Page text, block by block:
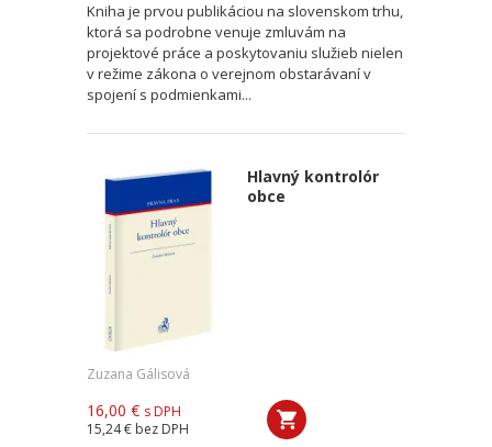
Kniha je prvou publikáciou na slovenskom trhu,
ktorá sa podrobne venuje zmluvám na
projektové práce a poskytovaniu služieb nielen
v režime zákona o verejnom obstarávaní v
spojení s podmienkami...
Hlavný kontrolór
obce
Zuzana Gálisová
16,00 € s DPH
15,24 € bez DPH